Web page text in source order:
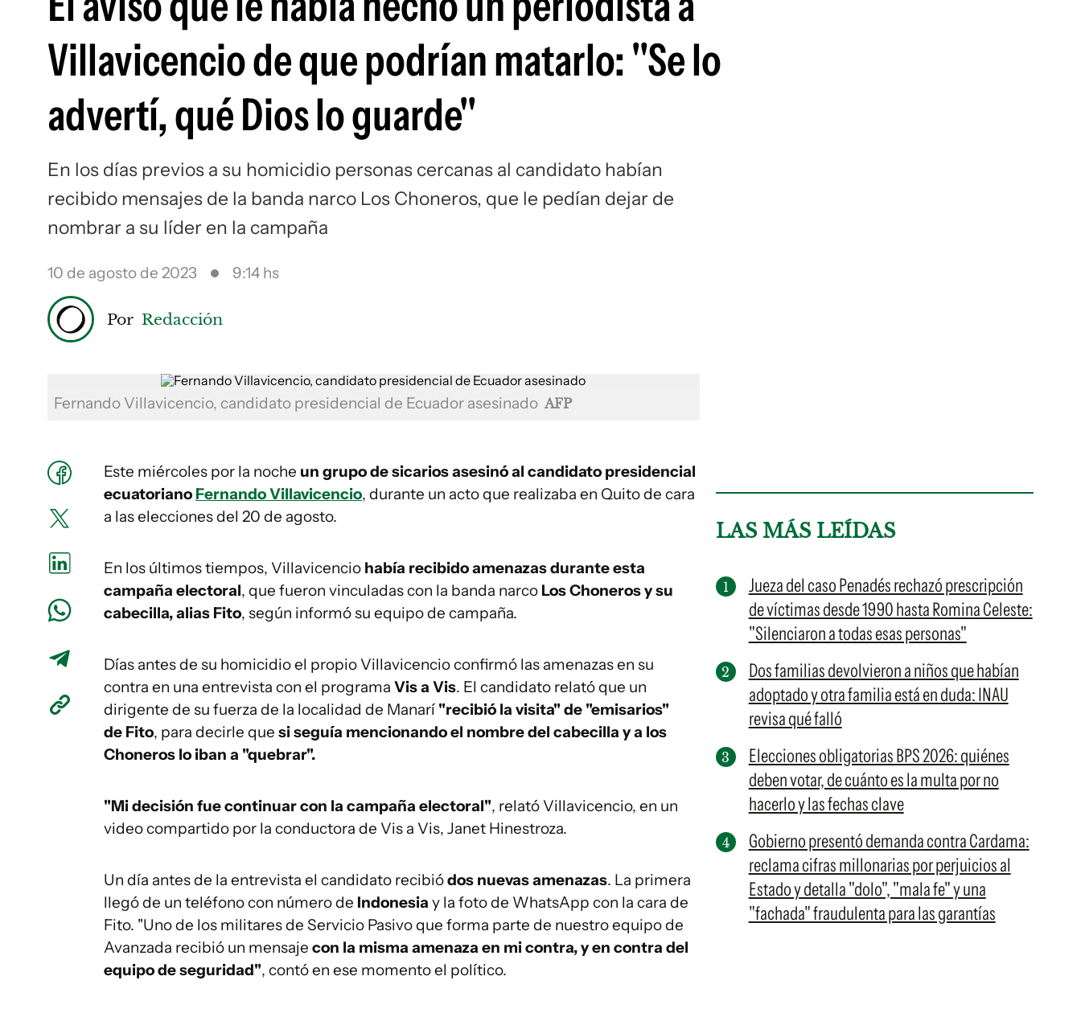
Villavicencio de que podrían matarlo: "Se lo
advertí, qué Dios lo guarde"
En los días previos a su homicidio personas cercanas al candidato habían
recibido mensajes de la banda narco Los Choneros, que le pedían dejar de
nombrar a su líder en la campaña
10 de agosto de 2023 9:14 hs
Por Redacción
Fernando Villavicencio, candidato presidencial de Ecuador asesinado AFP
Este miércoles por la noche un grupo de sicarios asesinó al candidato presidencial
ecuatoriano Fernando Villavicencio, durante un acto que realizaba en Quito de cara
a las elecciones del 20 de agosto.
En los últimos tiempos, Villavicencio había recibido amenazas durante esta
campaña electoral, que fueron vinculadas con la banda narco Los Choneros y su
cabecilla, alias Fito, según informó su equipo de campaña.
Días antes de su homicidio el propio Villavicencio confirmó las amenazas en su
contra en una entrevista con el programa Vis a Vis. El candidato relató que un
dirigente de su fuerza de la localidad de Manarí "recibió la visita" de "emisarios"
de Fito, para decirle que si seguía mencionando el nombre del cabecilla y a los
Choneros lo iban a "quebrar".
"Mi decisión fue continuar con la campaña electoral", relató Villavicencio, en un
video compartido por la conductora de Vis a Vis, Janet Hinestroza.
Un día antes de la entrevista el candidato recibiódos nuevas amenazas. La primera
llegó de un teléfono con número de Indonesia y la foto de WhatsApp con la cara de
Fito. "Uno de los militares de Servicio Pasivo que forma parte de nuestro equipo de
Avanzada recibió un mensaje con la misma amenaza en mi contra, y en contra del
equipo de seguridad", contó en ese momento el político.
LAS MÁS LEÍDAS
Jueza del caso Penadés rechazó prescripción
de víctimas desde 1990 hasta Romina Celeste:
"Silenciaron a todas esas personas"
Dos familias devolvieron a niños que habían
adoptado y otra familia está en duda: INAU
revisa qué falló
Elecciones obligatorias BPS 2026: quiénes
deben votar, de cuánto es la multa por no
hacerlo y las fechas clave
Gobierno presentó demanda contra Cardama:
reclama cifras millonarias por perjuicios al
Estado y detalla "dolo", "mala fe" y una
"fachada" fraudulenta para las garantías